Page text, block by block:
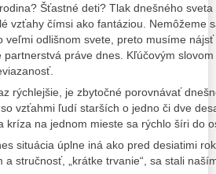
Šťastné deti? Tlak dnešného
vzťahy čímsi ako fantáziou. Nemôžeme
veľmi odlišnom svete, preto musíme
práve dnes. Kľúčovým
rýchlejšie, je zbytočné porovnávať
vzťahmi ľudí starších o jedno či dve
kríza na jednom mieste sa rýchlo šíri do
situácia úplne iná ako pred desiatimi
a stručnosť, „krátke trvanie“, sa stali